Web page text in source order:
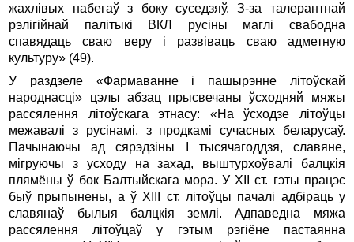
жахлівых набегаў з боку суседзяў. З-за талерантнай
рэлігійнай палітыкі ВКЛ русіны маглі свабодна
спавядаць сваю веру і развіваць сваю адметную
культуру» (49).
У раздзеле «Фармаванне і пашырэнне літоўскай
народнасці» цэлы абзац прысвечаны ўсходняй мяжы
рассялення літоўскага этнасу: «На ўсходзе літоўцы
межавалі з русінамі, з продкамі сучасных беларусаў.
Пачынаючы ад сярэдзіны I тысячагоддзя, славяне,
мігруючы з усходу на захад, выштурхоўвалі балцкія
плямёны ў бок Балтыйскага мора. У XII ст. гэты працэс
быў прыпынены, а ў XIII ст. літоўцы пачалі адбіраць у
славянаў былыя балцкія землі. Адпаведна мяжа
рассялення літоўцаў у гэтым рэгіёне пастаянна